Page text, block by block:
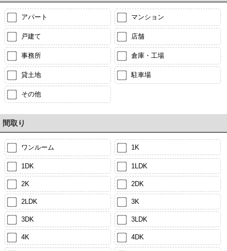
アパート マンション
戸建て 店舗
事務所 倉庫・工場
貸土地 駐車場
その他
間取り
ワンルーム 1K
1DK 1LDK
2K 2DK
2LDK 3K
3DK 3LDK
4K 4DK